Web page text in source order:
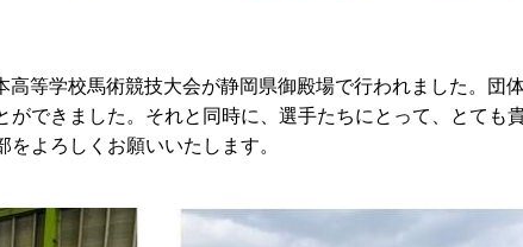
高等学校馬術競技大会が静岡県御殿場で行われました。団
ができました。それと同時に、選手たちにとって、とても
よろしくお願いいたします。